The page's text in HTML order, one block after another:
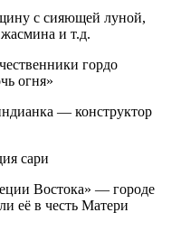
с сияющей луной,
и т.д.
гордо
огня»
— конструктор
Востока» — городе
её в честь Матери